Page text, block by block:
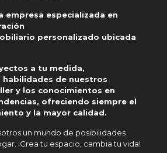
empresa especializada en
personalizado ubicada
a tu medida,
habilidades de nuestros
y los conocimientos en
ofreciendo siempre el
y la mayor calidad.
un mundo de posibilidades
¡Crea tu espacio, cambia tu vida!